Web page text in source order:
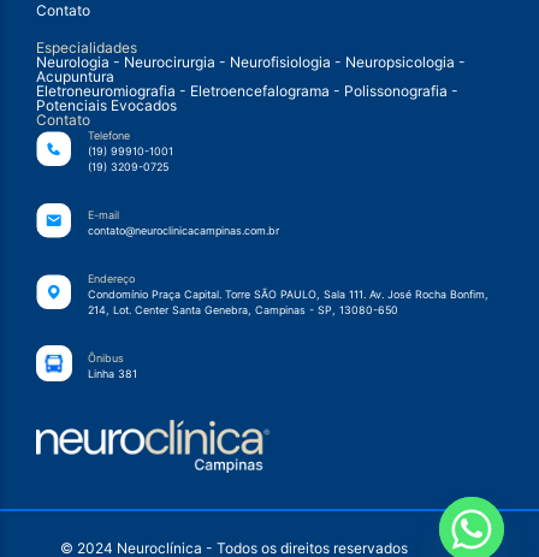
Contato
Especialidades
Neurologia - Neurocirurgia - Neurofisiologia - Neuropsicologia -
Acupuntura
Eletroneuromiografia - Eletroencefalograma - Polissonografia -
Potenciais Evocados
Contato
Telefone
(19) 99910-1001
(19) 3209-0725
E-mail
contato@neuroclinicacampinas.com.br
Endereço
Condomínio Praça Capital. Torre SÃO PAULO, Sala 111. Av. José Rocha Bonfim,
214, Lot. Center Santa Genebra, Campinas - SP, 13080-650
Ônibus
Linha 381
© 2024 Neuroclínica - Todos os direitos reservados